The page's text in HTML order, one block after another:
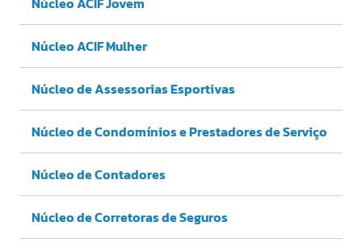
Núcleo ACIF Mulher
Núcleo de Assessorias Esportivas
Núcleo de Condomínios e Prestadores de Serviço
Núcleo de Contadores
Núcleo de Corretoras de Seguros